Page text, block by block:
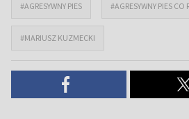
#AGRESYWNY PIES #AGRESYWNY PIES CO
#MARIUSZ KUZMECKI